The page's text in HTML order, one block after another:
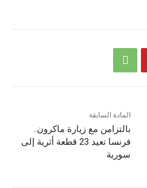
المادة السابقة
بالتزامن مع زيارة ماكرون..
فرنسا تعيد 23 قطعة أثرية إلى
سورية